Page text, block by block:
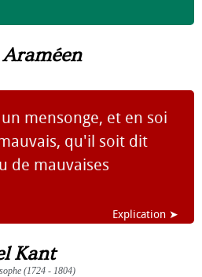
mensonge, et en soi
qu'il soit dit
de mauvaises
Explication ➤
Kant
(1724 - 1804)